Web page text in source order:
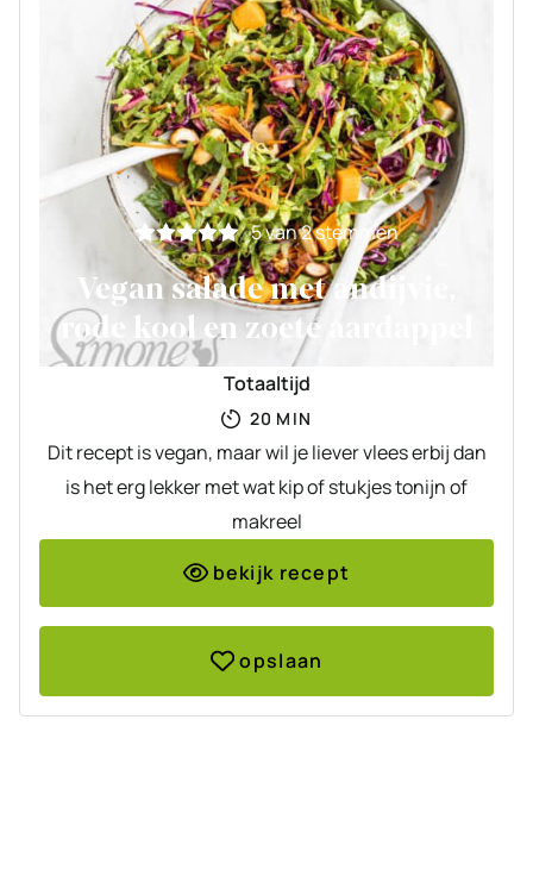
5van2stemmen
Vegan salade met andijvie,
rode kool en zoete aardappel
Totaaltijd
20 MINUTEN
MIN
Dit recept is vegan, maar wil je liever vlees erbij dan
is het erg lekker met wat kip of stukjes tonijn of
makreel
bekijk recept
opslaan